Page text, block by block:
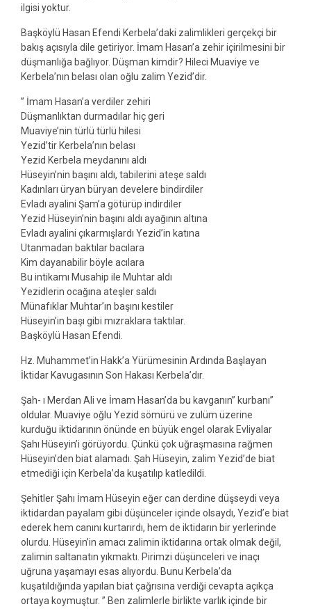
ilgisi yoktur.
Başköylü Hasan Efendi Kerbela’daki zalimlikleri gerçekçi bir
bakış açısıyla dile getiriyor. İmam Hasan’a zehir içirilmesini bir
düşmanlığa bağlıyor. Düşman kimdir? Hileci Muaviye ve
Kerbela’nın belası olan oğlu zalim Yezid’dir.
” İmam Hasan’a verdiler zehiri
Düşmanlıktan durmadılar hiç geri
Muaviye’nin türlü türlü hilesi
Yezid’tir Kerbela’nın belası
Yezid Kerbela meydanını aldı
Hüseyin’nin başını aldı, tabilerini ateşe saldı
Kadınları üryan büryan develere bindirdiler
Evladı ayalini Şam’a götürüp indirdiler
Yezid Hüseyin’nin başını aldı ayağının altına
Evladı ayalini çıkarmışlardı Yezid’in katına
Utanmadan baktılar bacılara
Kim dayanabilir böyle acılara
Bu intikamı Musahip ile Muhtar aldı
Yezidlerin ocağına ateşler saldı
Münafıklar Muhtar’ın başını kestiler
Hüseyin’in başı gibi mızraklara taktılar.
Başköylü Hasan Efendi.
Hz. Muhammet’in Hakk’a Yürümesinin Ardında Başlayan
İktidar Kavugasının Son Hakası Kerbela’dır.
Şah- ı Merdan Ali ve İmam Hasan’da bu kavganın” kurbanı”
oldular. Muaviye oğlu Yezid sömürü ve zulüm üzerine
kurduğu iktidarının önünde en büyük engel olarak Evliyalar
Şahı Hüseyin’i görüyordu. Çünkü çok uğraşmasına rağmen
Hüseyin’den biat alamadı. Şah Hüseyin, zalim Yezid’de biat
etmediği için Kerbela’da kuşatılıp katledildi.
Şehitler Şahı İmam Hüseyin eğer can derdine düşseydi veya
iktidardan payalam gibi düşünceler içinde olsaydı, Yezid’e biat
ederek hem canını kurtarırdı, hem de iktidarın bir yerlerinde
olurdu. Hüseyin’in amacı zalimin iktidarına ortak olmak değil,
zalimin saltanatın yıkmaktı. Pirimzi düşünceleri ve inaçı
uğruna yaşamayı esas alıyordu. Bunu Kerbela’da
kuşatıldığında yapılan biat çağrısına verdiği cevapta açıkça
ortaya koymuştur. ” Ben zalimlerle birlikte varlık içinde bir